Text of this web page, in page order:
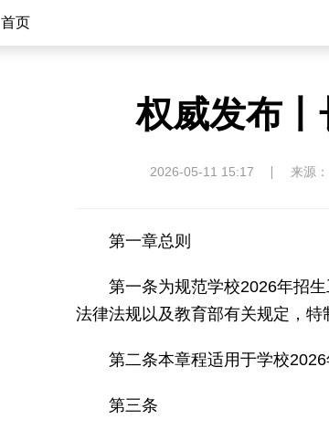
首页
权威发布
2026-05-11 15:17 来源
第一章总则
第一条为规范学校2026年招
法律法规以及教育部有关规定，特
第二条本章程适用于学校
第三条